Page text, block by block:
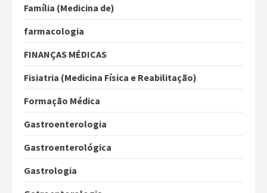
Família (Medicina de)
farmacologia
FINANÇAS MÉDICAS
Fisiatria (Medicina Física e Reabilitação)
Formação Médica
Gastroenterologia
Gastroenterológica
Gastrologia